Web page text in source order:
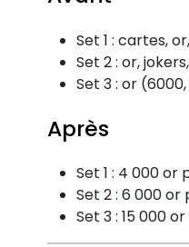
Set 1 : cartes,
Set 2 : or,
Set 3 : or
Après
Set 1 : 4 000 or
Set 2 : 6 000
Set 3 : 15 000